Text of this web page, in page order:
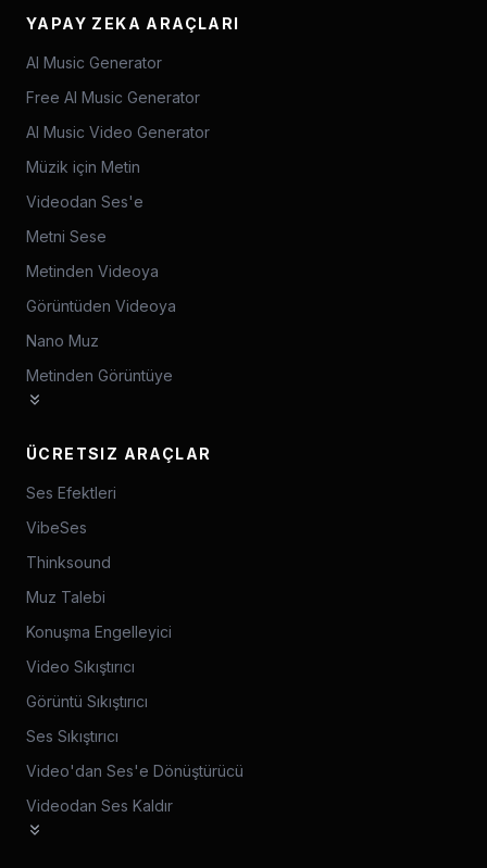
YAPAY ZEKA ARAÇLARI
AI Music Generator
Free AI Music Generator
AI Music Video Generator
Müzik için Metin
Videodan Ses'e
Metni Sese
Metinden Videoya
Görüntüden Videoya
Nano Muz
Metinden Görüntüye
ÜCRETSIZ ARAÇLAR
Ses Efektleri
VibeSes
Thinksound
Muz Talebi
Konuşma Engelleyici
Video Sıkıştırıcı
Görüntü Sıkıştırıcı
Ses Sıkıştırıcı
Video'dan Ses'e Dönüştürücü
Videodan Ses Kaldır